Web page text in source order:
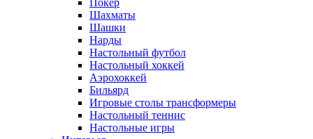
Покер
Шахматы
Шашки
Нарды
Настольный футбол
Настольный хоккей
Аэрохоккей
Бильярд
Игровые столы трансформеры
Настольный теннис
Настольные игры